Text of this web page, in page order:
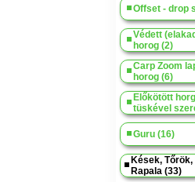
Offset - drop
Védett
horog (2)
Carp Zoom
horog (6)
Előkötött
tüskével
Guru (16)
Kések,
Rapala (33)